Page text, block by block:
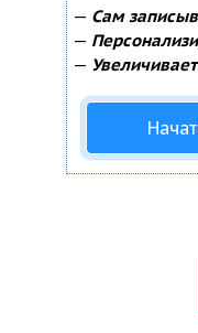
— Сам
—
—